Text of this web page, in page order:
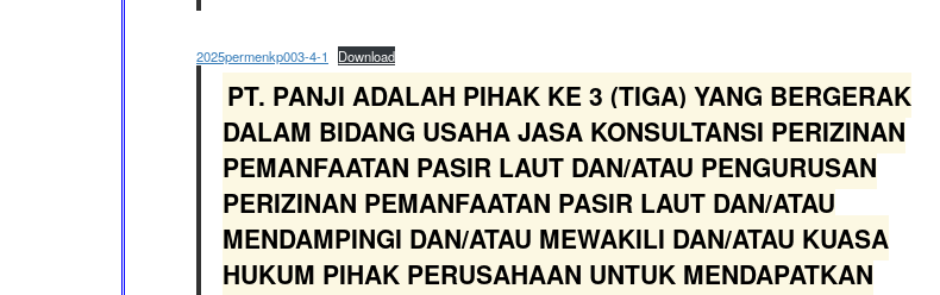
2025permenkp003-4-1 Download
PT. PANJI ADALAH PIHAK KE 3 (TIGA) YANG BERGERAK
DALAM BIDANG USAHA JASA KONSULTANSI PERIZINAN
PEMANFAATAN PASIR LAUT DAN/ATAU PENGURUSAN
PERIZINAN PEMANFAATAN PASIR LAUT DAN/ATAU
MENDAMPINGI DAN/ATAU MEWAKILI DAN/ATAU KUASA
HUKUM PIHAK PERUSAHAAN UNTUK MENDAPATKAN